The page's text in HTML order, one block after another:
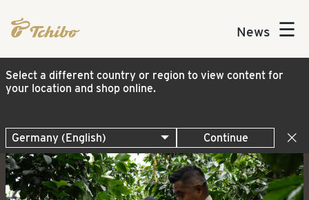
News ☰
Select a different country or region to view content for
your location and shop online.
Continue